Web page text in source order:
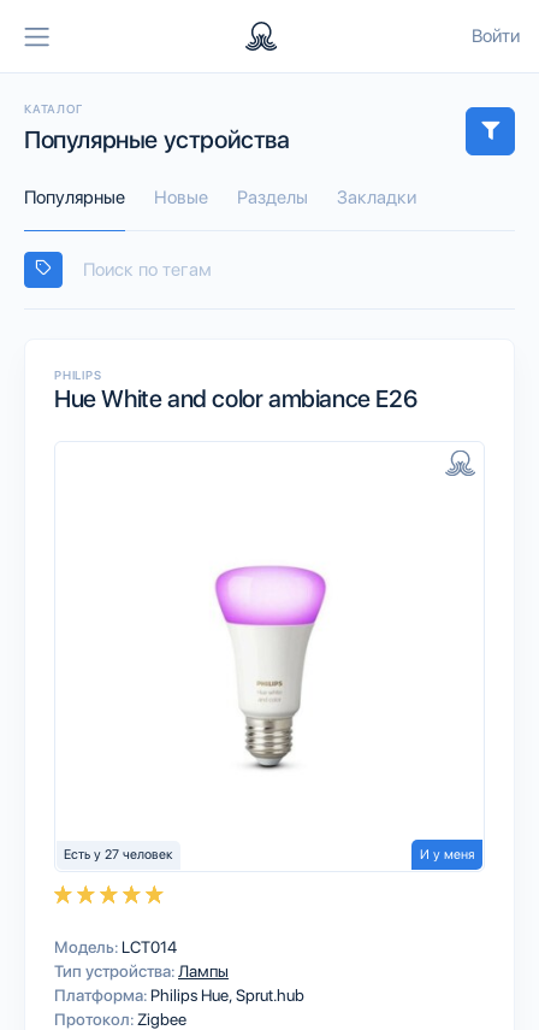
Войти
КАТАЛОГ
Популярные устройства
Популярные Новые Разделы Закладки
PHILIPS
Hue White and color ambiance E26
Есть у 27 человек И у меня
Модель: LCT014
Тип устройства: Лампы
Платформа: Philips HueSprut.hub
Протокол: Zigbee